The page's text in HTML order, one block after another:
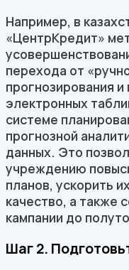
Например, в
«ЦентрКредит»
перехода от
прогнозирования
электронных
системе
прогнозной
данных. Это
учреждению
планов, ускорить
качество, а также
кампании до
Шаг 2.